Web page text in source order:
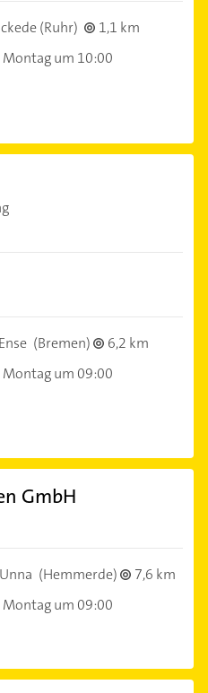
(Ruhr)
1,1 km
um 10:00
(Bremen)
6,2 km
um 09:00
GmbH
(Hemmerde)
7,6 km
um 09:00